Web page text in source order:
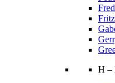
H –